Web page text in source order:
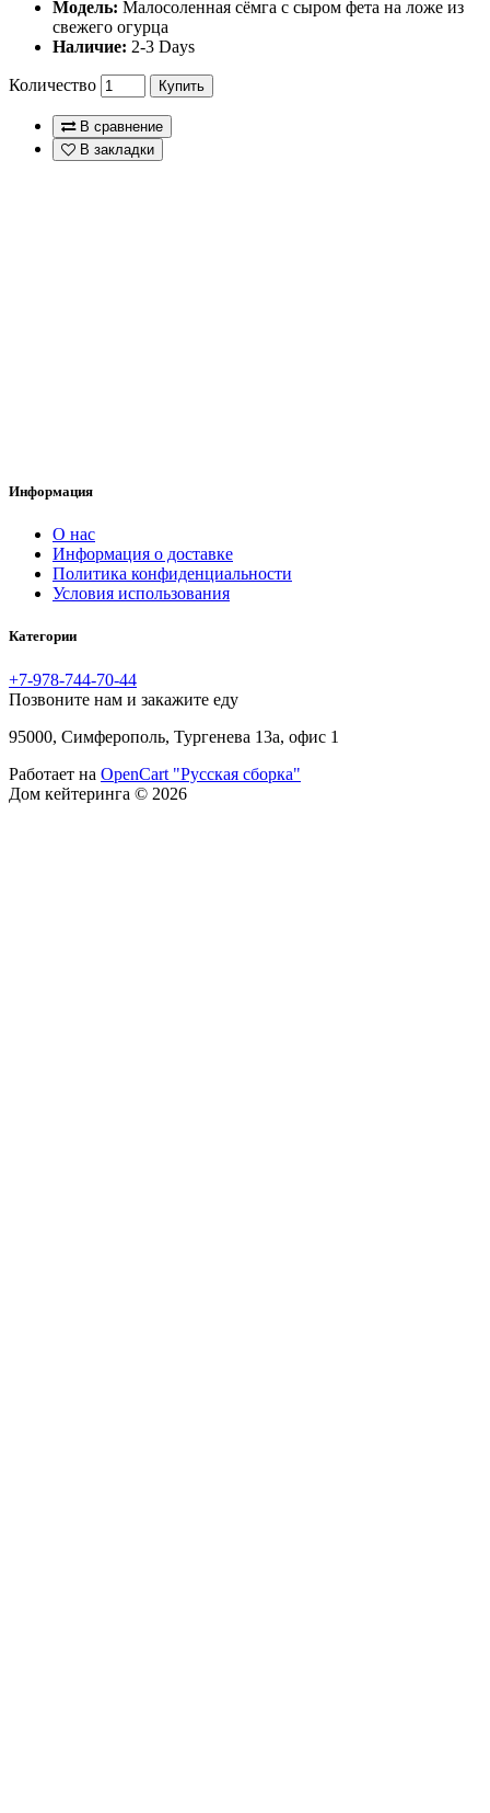
Модель: Малосоленная сёмга с сыром фета на ложе из
свежего огурца
Наличие: 2-3 Days
Количество Купить
В сравнение
В закладки
Информация
O нас
Информация о доставке
Политика конфиденциальности
Условия использования
Категории
+7-978-744-70-44
Позвоните нам и закажите еду
95000, Симферополь, Тургенева 13а, офис 1
Работает на OpenCart "Русская сборка"
Дом кейтеринга © 2026